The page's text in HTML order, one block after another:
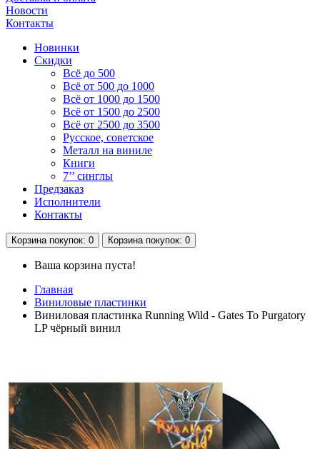
Новости
Контакты
Новинки
Скидки
Всё до 500
Всё от 500 до 1000
Всё от 1000 до 1500
Всё от 1500 до 2500
Всё от 2500 до 3500
Русское, советское
Металл на виниле
Книги
7’’ синглы
Предзаказ
Исполнители
Контакты
Корзина покупок: 0 Корзина покупок: 0
Ваша корзина пуста!
Главная
Виниловые пластинки
Виниловая пластинка Running Wild - Gates To Purgatory
LP чёрный винил